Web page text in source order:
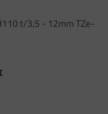
t/3,5 - 12mm TZe-